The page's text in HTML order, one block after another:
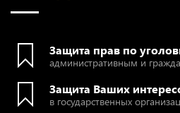
Защита прав по
административным и
Защита Ваших
в государственных